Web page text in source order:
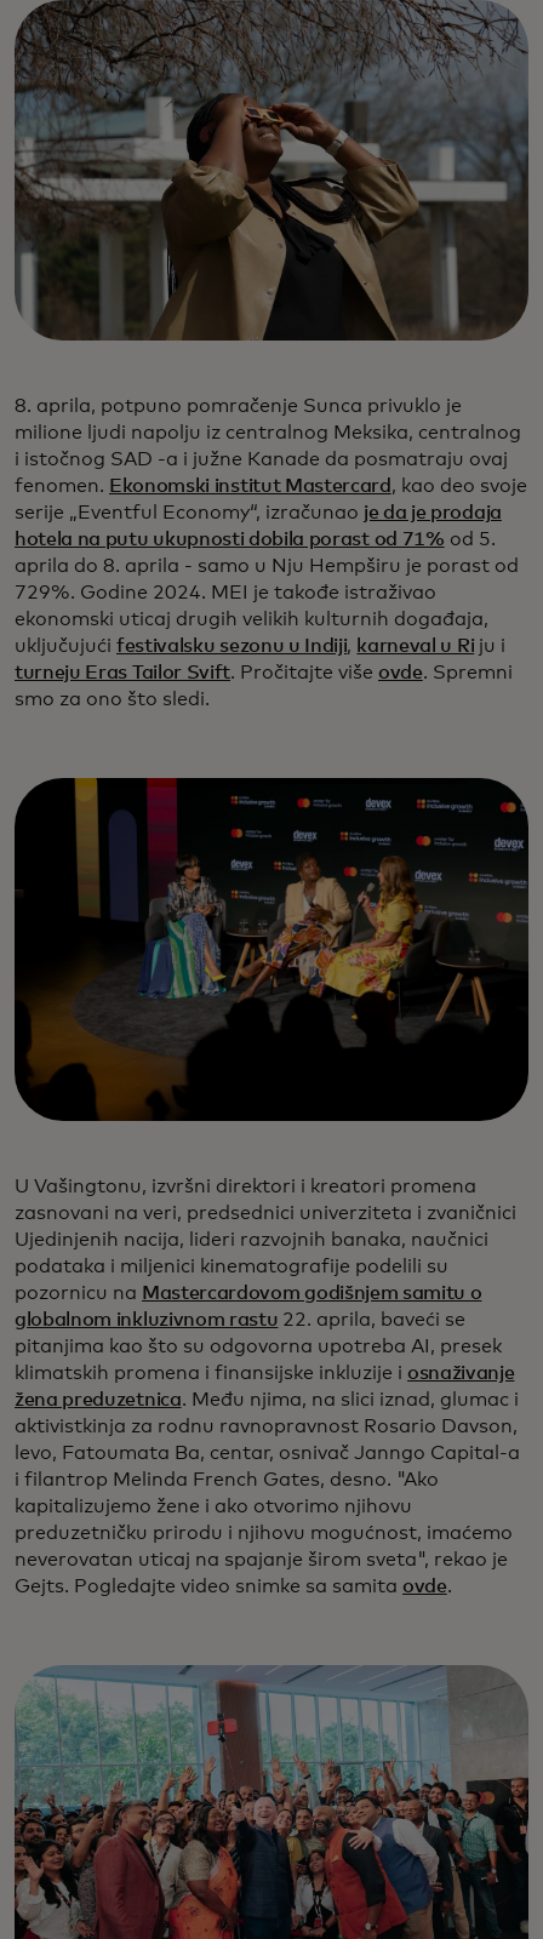
8. aprila, potpuno pomračenje Sunca privuklo je
milione ljudi napolju iz centralnog Meksika, centralnog
i istočnog SAD -a i južne Kanade da posmatraju ovaj
fenomen. Ekonomski institut Mastercard , kao deo svoje
serije „Eventful Economy“, izračunao je da je prodaja
hotela na putu ukupnosti dobila porast od 71% od 5.
aprila do 8. aprila - samo u Nju Hempširu je porast od
729%. Godine 2024. MEI je takođe istraživao
ekonomski uticaj drugih velikih kulturnih događaja,
uključujući festivalsku sezonu u Indiji, karneval u Ri ju i
turneju Eras Tailor Svift. Pročitajte više ovde. Spremni
smo za ono što sledi.
U Vašingtonu, izvršni direktori i kreatori promena
zasnovani na veri, predsednici univerziteta i zvaničnici
Ujedinjenih nacija, lideri razvojnih banaka, naučnici
podataka i miljenici kinematografije podelili su
pozornicu na Mastercardovom godišnjem samitu o
globalnom inkluzivnom rastu 22. aprila, baveći se
pitanjima kao što su odgovorna upotreba AI, presek
klimatskih promena i finansijske inkluzije i osnaživanje
žena preduzetnica. Među njima, na slici iznad, glumac i
aktivistkinja za rodnu ravnopravnost Rosario Davson,
levo, Fatoumata Ba, centar, osnivač Janngo Capital-a
i filantrop Melinda French Gates, desno. "Ako
kapitalizujemo žene i ako otvorimo njihovu
preduzetničku prirodu i njihovu mogućnost, imaćemo
neverovatan uticaj na spajanje širom sveta", rekao je
Gejts. Pogledajte video snimke sa samita ovde.